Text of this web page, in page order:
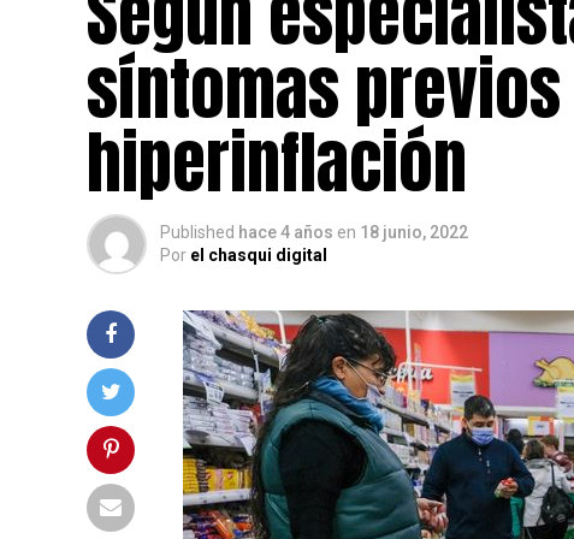
síntomas
hiperinflación
Published hace 4 años en 18 junio, 2022
Por el chasqui digital